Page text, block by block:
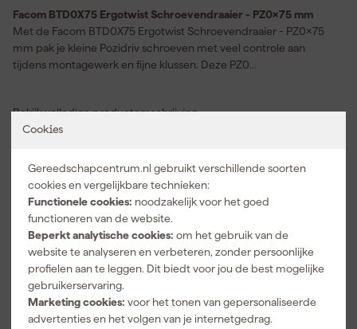
Cookies
Gereedschapcentrum.nl gebruikt verschillende soorten
cookies en vergelijkbare technieken:
Functionele cookies: noodzakelijk voor het goed
functioneren van de website.
Beperkt analytische cookies: om het gebruik van de
website te analyseren en verbeteren, zonder persoonlijke
profielen aan te leggen. Dit biedt voor jou de best mogelijke
gebruikerservaring.
Marketing cookies: voor het tonen van gepersonaliseerde
advertenties en het volgen van je internetgedrag.
Facom BTD0X75 Ergotwist Schroevendraaier - PZ0x75 mm
Met de Facom BTD0X75 Ergotwist Schroevendraaier - PZ0x75
mm pak je kleine Pozidriv schroeven met veel controle aan
tijdens montagewerk en fijne klussen. Deze PZ0
balans tussen bereik en grip zodat je schroeven rustig kunt
aanzetten. Je gebruikt deze kruiskopschroevendraaier voor
werkplaats. Door de Ergotwist vorm ligt de handgreep prettig in
de hand en draai je met meer gevoel. Dat merk je vooral bij
herhaald schroefwerk waar controle en comfort belangrijk blijven.
Als je zoekt naar degelijk handgereedschap voor Pozidriv
schroeven dan past deze Facom schroevendraaier moeiteloos in
je dagelijkse klusritme. Zo werk je nauwkeurig aan elke
schroefverbinding en houd je grip op elk detail.
Bekijk volledige productomschrijving
Lengte schacht
Maat schroevendraaier
Type schroevendraaier
Specificaties
EAN
3662424114960
Artikelnummer 423995